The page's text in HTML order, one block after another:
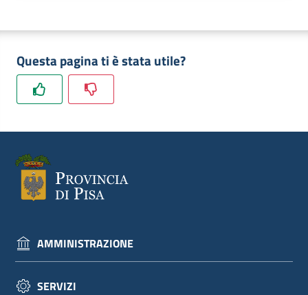
Seguici
su
Questa pagina ti è stata utile?
AMMINISTRAZIONE
SERVIZI